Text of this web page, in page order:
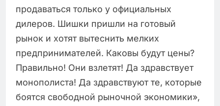
продаваться только у официальных
дилеров. Шишки пришли на готовый
рынок и хотят вытеснить мелких
предпринимателей. Каковы будут цены?
Правильно! Они взлетят! Да здравствует
монополиста! Да здравствуют те, которые
боятся свободной рыночной экономики»,